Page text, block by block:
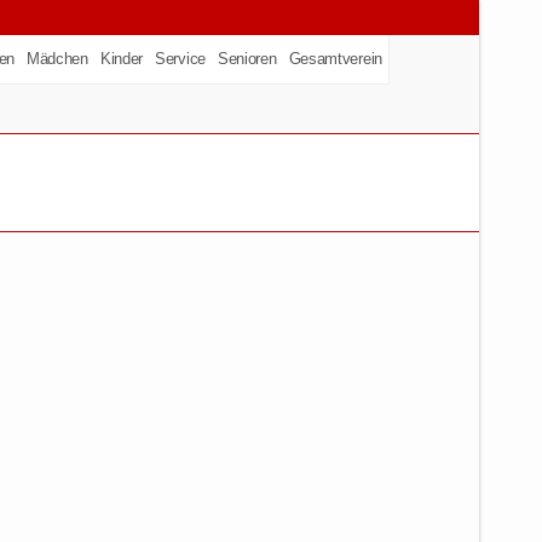
Mädchen Kinder Service Senioren Gesamtverein